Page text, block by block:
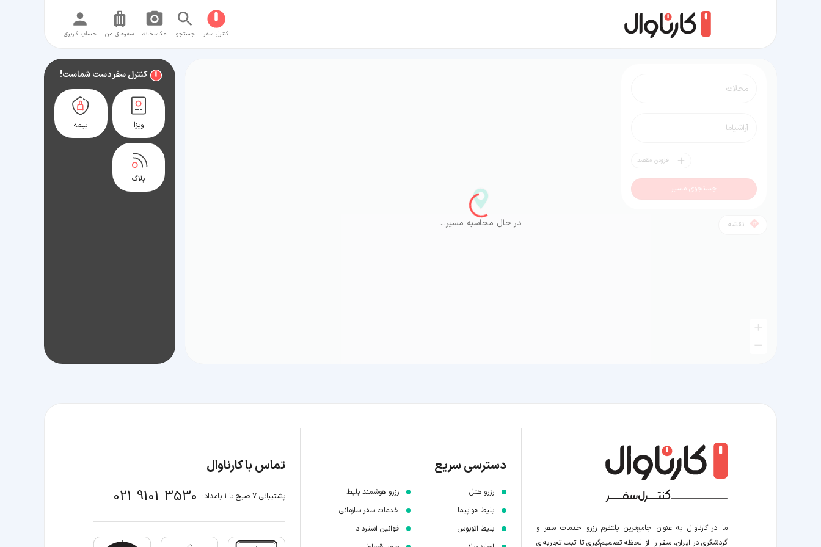
کنترل سفر جستجو عکاسخانه سفر‌های من حساب کاربری
افزودن مقصد
جستجوی مسیر
نقشه در حال محاسبه مسیر...
کنترل سفر دست شماست!
ویزا بیمه
بلاگ
ما در کارناوال به عنوان جامع‌ترین پلتفرم رزرو خدمات سفر و
گردشگری در ایران، سفر را از لحظه‌ تصمیم‌گیری تا ثبت تجربه‌ای
دسترسی سریع
رزرو هتل
بلیط هواپیما
بلیط اتوبوس
رزرو هوشمند بلیط
خدمات سفر سازمانی
قوانین استرداد
تماس با کارناوال
پشتیبانی 7 صبح تا 1 بامداد: 021 9101 3530